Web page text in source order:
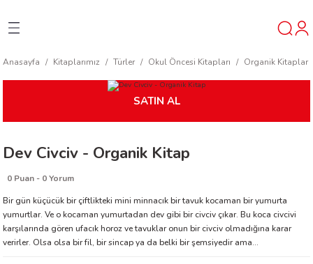
Anasayfa Kitaplarımız Türler Okul Öncesi Kitapları Organik Kitaplar
SATIN AL
Dev Civciv - Organik Kitap
0 Puan - 0 Yorum
Bir gün küçücük bir çiftlikteki mini minnacık bir tavuk kocaman bir yumurta
yumurtlar. Ve o kocaman yumurtadan dev gibi bir civciv çıkar. Bu koca civcivi
karşılarında gören ufacık horoz ve tavuklar onun bir civciv olmadığına karar
verirler. Olsa olsa bir fil, bir sincap ya da belki bir şemsiyedir ama...